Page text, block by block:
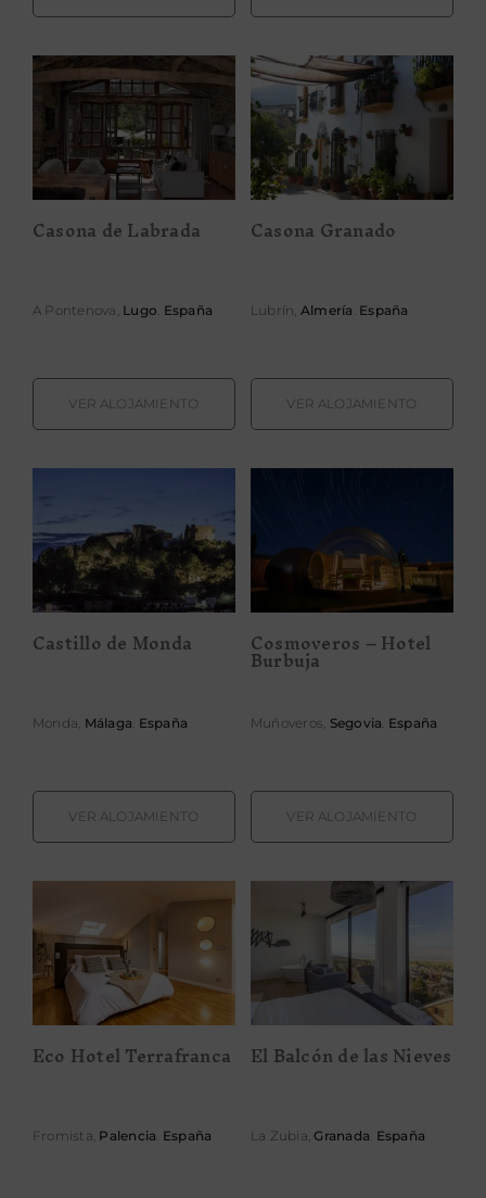
Casona de
Labrada
Casona de Labrada
A Pontenova, Lugo. España
VER ALOJAMIENTO
Casona
Granado
Casona Granado
Lubrín, Almería . España
VER ALOJAMIENTO
Castillo de
Monda
Castillo de Monda
Monda, Málaga. España
VER ALOJAMIENTO
Cosmoveros –
Hotel Burbuja
Cosmoveros – Hotel
Burbuja
Muñoveros, Segovia. España
VER ALOJAMIENTO
Eco Hotel
Terrafranca
Eco Hotel Terrafranca
Fromista, Palencia. España
El Balcón de las
Nieves
El Balcón de las Nieves
La Zubia,Granada. España